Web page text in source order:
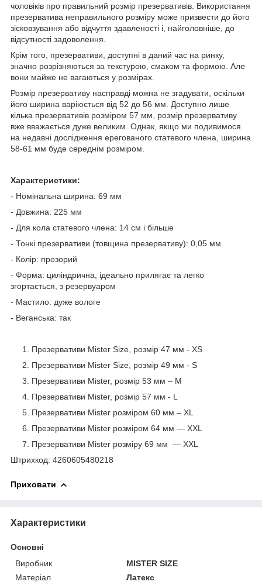
чоловіків про правильний розмір презервативів. Використання
презерватива неправильного розміру може призвести до його
зісковзування або відчуття здавленості і, найголовніше, до
відсутності задоволення.
Крім того, презервативи, доступні в даний час на ринку,
значно розрізняються за текстурою, смаком та формою. Але
вони майже не вагаються у розмірах.
Розмір презервативу насправді можна не згадувати, оскільки
його ширина варіюється від 52 до 56 мм. Доступно лише
кілька презервативів розміром 57 мм, розмір презервативу
вже вважається дуже великим. Однак, якщо ми подивимося
на недавні дослідження ерегованого статевого члена, ширина
58-61 мм буде середнім розміром.
Характеристики:
- Номінальна ширина: 69 мм
- Довжина: 225 мм
- Для кола статевого члена: 14 см і більше
- Тонкі презервативи (товщина презервативу): 0,05 мм
- Колір: прозорий
- Форма: циліндрична, ідеально прилягає та легко
згортається, з резервуаром
- Мастило: дуже вологе
- Веганська: так
Презервативи Mister Size, розмір 47 мм - XS
Презервативи Mister Size, розмір 49 мм - S
Презервативи Mister, розмір 53 мм – M
Презервативи Mister, розмір 57 мм - L
Презервативи Mister розміром 60 мм – XL
Презервативи Mister розміром 64 мм — XXL
Презервативи Mister розміру 69 мм — XXL
Штрихкод: 4260605480218
Приховати
Характеристики
Основні
Виробник
MISTER SIZE
Матеріал
Латекс